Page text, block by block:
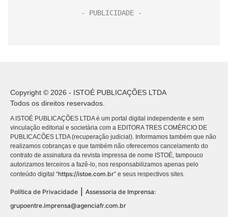
Copyright © 2026 - ISTOÉ PUBLICAÇÕES LTDA
Todos os direitos reservados.
A ISTOÉ PUBLICAÇÕES LTDA é um portal digital independente e sem
vinculação editorial e societária com a EDITORA TRES COMÉRCIO DE
PUBLICACÕES LTDA (recuperação judicial). Informamos também que não
realizamos cobranças e que também não oferecemos cancelamento do
contrato de assinatura da revista impressa de nome ISTOÉ, tampouco
autorizamos terceiros a fazê-lo, nos responsabilizamos apenas pelo
conteúdo digital “https://istoe.com.br” e seus respectivos sites.
Política de Privacidade | Assessoria de Imprensa:
grupoentre.imprensa@agenciafr.com.br